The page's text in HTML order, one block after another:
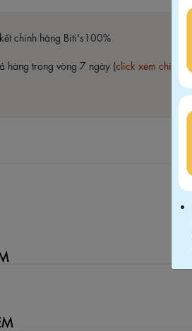
chính hãng Biti's100%
hàng trong vòng 7 ngày (click xem chi